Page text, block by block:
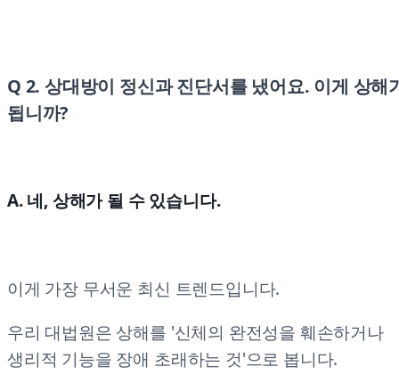
Q 2. 상대방이 정신과 진단서를 냈어요. 이게 상해
됩니까?
A. 네, 상해가 될 수 있습니다.
이게 가장 무서운 최신 트렌드입니다.
우리 대법원은 상해를 '신체의 완전성을 훼손하거나
생리적 기능을 장애 초래하는 것'으로 봅니다.